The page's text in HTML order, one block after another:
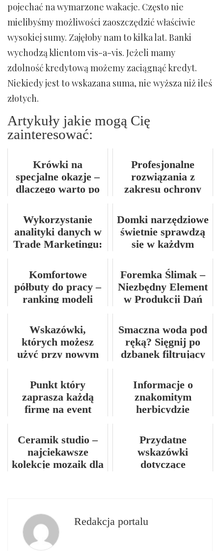
pojechać na wymarzone wakacje. Często nie
mielibyśmy możliwości zaoszczędzić właściwie
wysokiej sumy. Zajęłoby nam to kilka lat. Banki
wychodzą klientom vis-a-vis. Jeżeli mamy
zdolność kredytową możemy zaciągnąć kredyt.
Niekiedy jest to wskazana suma, nie wyższa niż ileś
złotych.
Artykuły jakie mogą Cię
zainteresować:
Krówki na
specjalne okazje –
dlaczego warto po
Profesjonalne
rozwiązania z
zakresu ochrony
Wykorzystanie
analityki danych w
Trade Marketingu:
kampanie
promocyjne?
Domki narzędziowe
świetnie sprawdzą
się w każdym
Komfortowe
półbuty do pracy –
ranking modeli
Foremka Ślimak –
Niezbędny Element
w Produkcji Dań
Wskazówki,
których możesz
użyć przy nowym
Smaczna woda pod
ręką? Sięgnij po
dzbanek filtrujący
Punkt który
zaprasza każdą
firmę na event
Informacje o
znakomitym
herbicydzie
Ceramik studio –
najciekawsze
kolekcje mozaik dla
Przydatne
wskazówki
dotyczące
Redakcja portalu